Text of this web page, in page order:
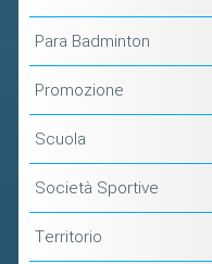
Para Badminton
Promozione
Scuola
Società Sportive
Territorio